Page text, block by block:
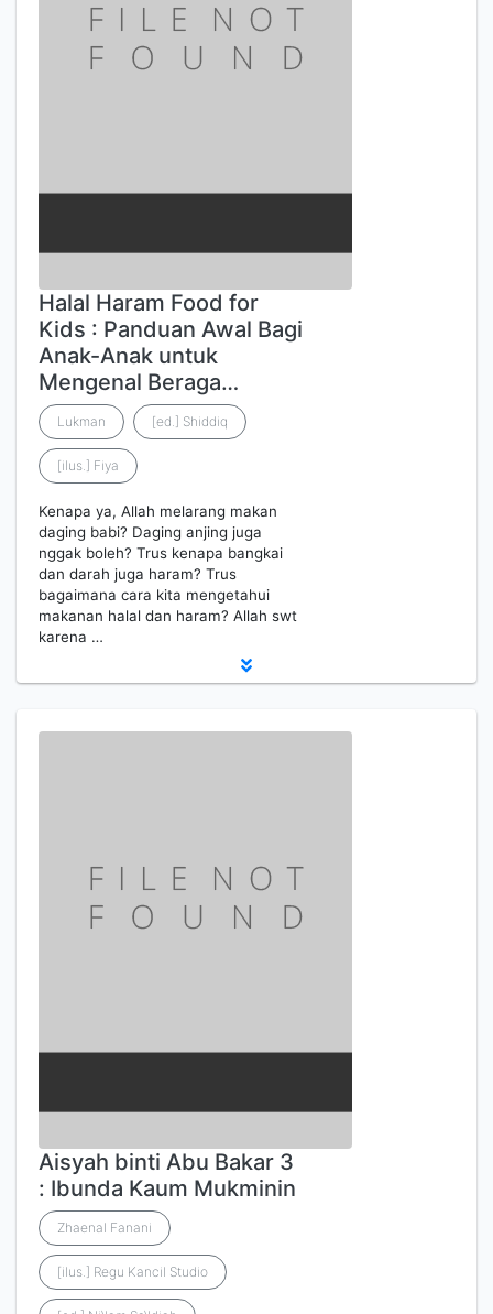
Halal Haram Food for
Kids : Panduan Awal Bagi
Anak-Anak untuk
Mengenal Beraga…
Lukman [ed.] Shiddiq
[ilus.] Fiya
Kenapa ya, Allah melarang makan
daging babi? Daging anjing juga
nggak boleh? Trus kenapa bangkai
dan darah juga haram? Trus
bagaimana cara kita mengetahui
makanan halal dan haram? Allah swt
karena …
Aisyah binti Abu Bakar 3
: Ibunda Kaum Mukminin
Zhaenal Fanani
[ilus.] Regu Kancil Studio